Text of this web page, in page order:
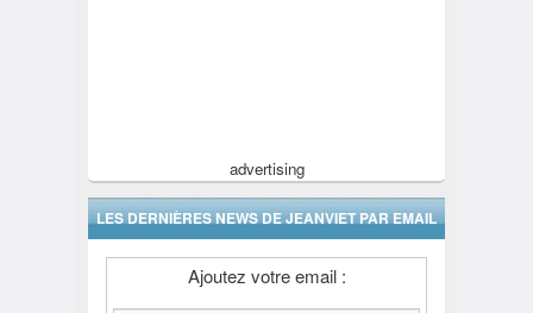
advertising
LES DERNIÈRES NEWS DE JEANVIET PAR EMAIL
Ajoutez votre email :